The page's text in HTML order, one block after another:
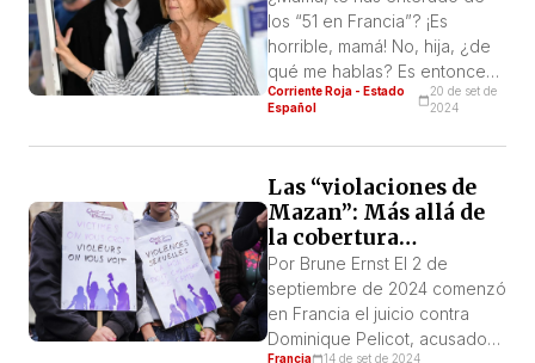
los “51 en Francia”? ¡Es
horrible, mamá! No, hija, ¿de
qué me hablas? Es entonces
cuando una rápida búsqueda
en Google, me golpea en la
cara y una oleada de
supuesto de vergüenza,
sacude mi cuerpo. Vergüenza
por ella, por mí y por todas
las mujeres. […]
Corriente Roja - Estado
Español
20 de set de
2024
Las “violaciones de
Mazan”: Más allá de
la cobertura
mediática
¡organicemos la
lucha contra la
violencia sexual!
Por Brune Ernst El 2 de
septiembre de 2024 comenzó
en Francia el juicio contra
Dominique Pelicot, acusado
Francia 14 de set de 2024